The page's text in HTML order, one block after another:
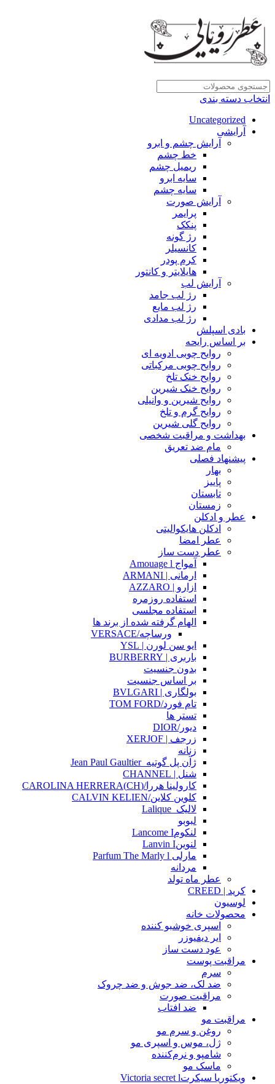
انتخاب دسته بندی
Uncategorized
آرایشی
آرایش چشم و ابرو
خط چشم
ریمیل چشم
سایه ابرو
سایه چشم
آرایش صورت
پرایمر
پنکک
رژ گونه
کانسیلر
کرم پودر
هایلایتر و کانتور
آرایش لب
رژ لب جامد
رژ لب مایع
رژ لب مدادی
بادی اسپلش
بر اساس رایحه
روایح چوبی ادویه ای
روایح چوبی مرکباتی
روایح خنک تلخ
روایح خنک شیرین
روایح شیرین و وانیلی
روایح گرم و تلخ
روایح گلی شیرین
بهداشت و مراقبت شخصی
مام ضد تعریق
پیشنهاد فصلی
بهار
پاییز
تابستان
زمستان
عطر و ادکلن
ادکلن هایکوالیتی
عطر امضا
عطر دست ساز
آمواج Amouage l
ارمانی | ARMANI
ازارو | AZZARO
استفاده روزمره
استفاده مجلسی
الهام گرفته شده از برند ها
ورساچه/VERSACE
ایو سن لورن | YSL
باربری | BURBERRY
بدون جنسیت
بر اساس جنسیت
بولگاری | BVLGARI
تام فورد/TOM FORD
تستر ها
دیور/DIOR
زرجف | XERJOF
زنانه
ژآن پل گوتیه_Jean Paul Gaultier
شنل | CHANNEL
کارولینا هررا/(CH)CAROLINA HERRERA
کلوین کلاین/CALVIN KELIEN
لالیک_Lalique
لبوبو
لنکومLancome I
لنوینLanvin I
مارلی Parfum The Marly l
مردانه
عطر ماه تولد
کرید | CREED
لوسیون
محصولات خانه
اسپری خوشبو کننده
ایر دیفیوزر
عود دست ساز
مراقبت پوست
سرم
ضد لک، ضد جوش و ضد چروک
مراقبت صورت
ضد افتاب
مراقبت مو
روغن و سرم مو
ژل، موس و اسپری مو
شامپو و نرم‌کننده
ماسک مو
ویکتوریا سیکرتVictoria secret l